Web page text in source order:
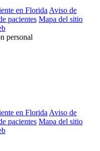
en FloridaAviso de
pacientes Mapa del sitio
personal
en FloridaAviso de
pacientes Mapa del sitio